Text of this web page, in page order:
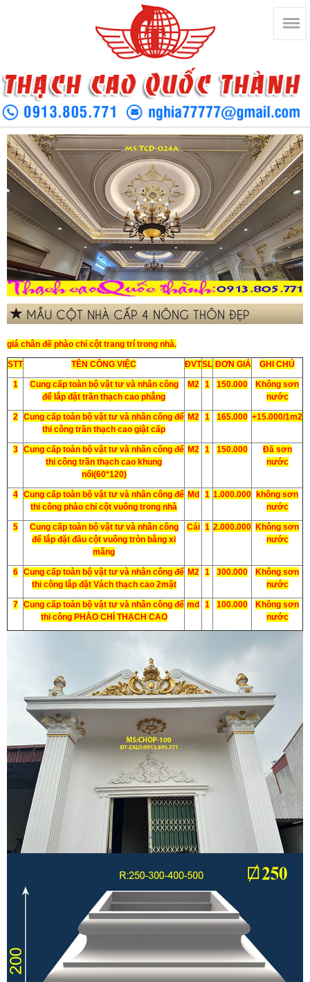
MẪU CỘT NHÀ CẤP 4 NÔNG THÔN ĐẸP
giá chân đế phào chỉ cột trang trí trong nhà.
STT TÊN CÔNG VIỆC ĐVTSL ĐƠN GIÁ GHI CHÚ
1
Cung cấp toàn bộ vật tư và nhân công
để lắp đặt trần thạch cao phẳng
M2 1 150.000
Không sơn
nước
2
Cung cấp toàn bộ vật tư và nhân công để
thi công trần thạch cao giật cấp
M2 1 165.000 +15.000/1m2
3
Cung cấp toàn bộ vật tư và nhân công để
thi công trần thạch cao khung
nổi(60*120)
M2 1 150.000
Đã sơn
nước
4
Cung cấp toàn bộ vật tư và nhân công để
thi công phào chỉ cột vuông trong nhà
Md 1 1.000.000 không sơn
nước
5
Cung cấp toàn bộ vật tư và nhân công
để lắp đặt đầu cột vuông tròn bằng xi
măng
Cái 1 2.000.000 Không sơn
nước
6
Cung cấp toàn bộ vật tư và nhân công để
thi công lắp đặt Vách thạch cao 2mặt
M2 1 300.000
Không sơn
nước
7
Cung cấp toàn bộ vật tư và nhân công để
thi công PHÀO CHỈ THẠCH CAO
md 1 100.000
Không sơn
nước